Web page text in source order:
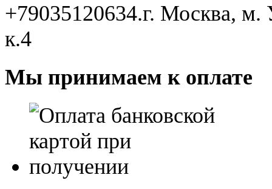
+79035120634​.г. Москва, м.
к.4
Мы принимаем к оплате